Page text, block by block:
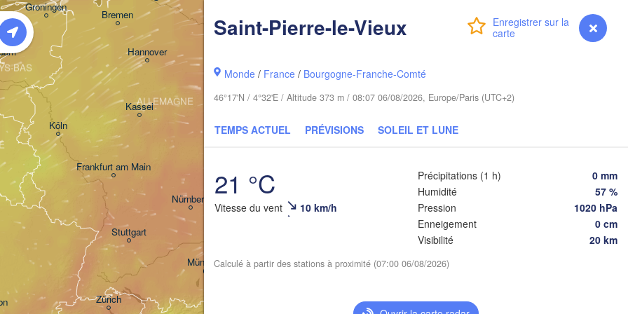
Connexion Premium myVentusky Prévisions
Saint-Pierre-le-Vieux
Monde / France / Bourgogne-Franche-Comté
46°17'N / 4°32'E / Altitude 373 m / 08:07 06/08/2026, Europe/Paris (UTC+2)
TEMPS ACTUEL PRÉVISIONS SOLEIL ET LUNE
21 °C
Vitesse du vent 10 km/h
Précipitations (1 h)
0 mm
Humidité
57 %
Pression
1020 hPa
Enneigement
0 cm
Visibilité
20 km
Calculé à partir des stations à proximité (07:00 06/08/2026)
Köln
Frankfurt am Main
Bremen
Hannover
Nürnberg
Kassel
Groningen
ALLEMAGNE
BAS
Stuttgart
Zürich
Kraków
Leipzig
Zielona Góra
Wien
München
SLOVAQUIE
(Lviv)
Івано-
(Ivano-